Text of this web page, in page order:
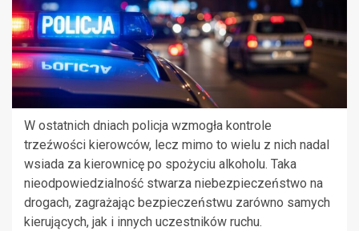
W ostatnich dniach policja wzmogła kontrole
trzeźwości kierowców, lecz mimo to wielu z nich nadal
wsiada za kierownicę po spożyciu alkoholu. Taka
nieodpowiedzialność stwarza niebezpieczeństwo na
drogach, zagrażając bezpieczeństwu zarówno samych
kierujących, jak i innych uczestników ruchu.